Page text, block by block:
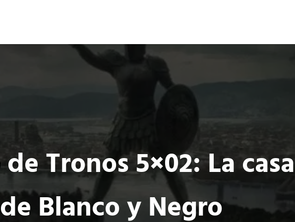
Comunidad de Ocio Online
Tronos 5×02: La casa
de Blanco y Negro